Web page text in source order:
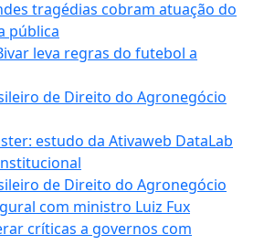
tragédias cobram atuação do
pública
leva regras do futebol a
de Direito do Agronegócio
estudo da Ativaweb DataLab
de Direito do Agronegócio
com ministro Luiz Fux
críticas a governos com